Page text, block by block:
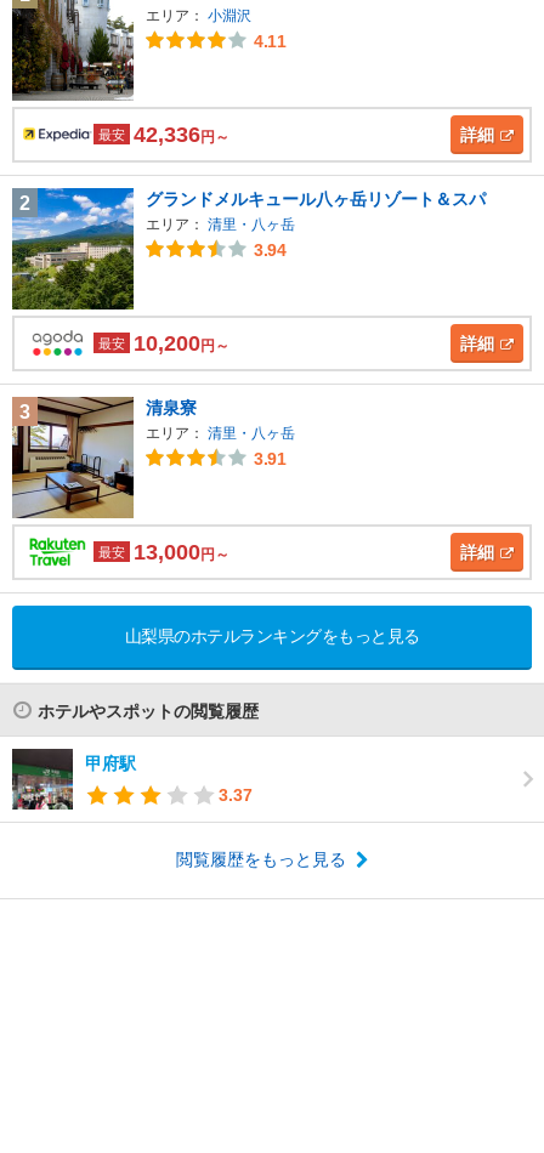
エリア： 小淵沢
4.11
最安 42,336円～ 詳細
2 グランドメルキュール八ヶ岳リゾート＆スパ
エリア： 清里・八ヶ岳
3.94
最安 10,200円～ 詳細
3 清泉寮
エリア： 清里・八ヶ岳
3.91
最安 13,000円～ 詳細
山梨県のホテルランキングをもっと見る
ホテルやスポットの閲覧履歴
甲府駅
3.37
閲覧履歴をもっと見る